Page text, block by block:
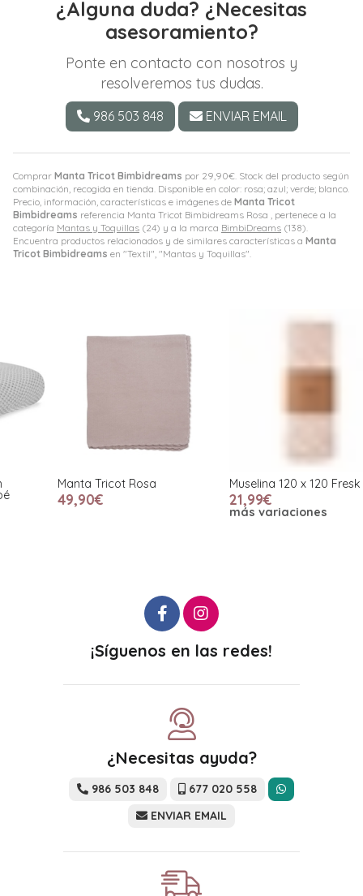
Comprar Manta Tricot Bimbidreams por 29,90€. Stock del producto según
combinación, recogida en tienda. Disponible en color: rosa; azul; verde; blanco.
Precio, información, características e imágenes de Manta Tricot
Bimbidreams referencia Manta Tricot Bimbidreams Rosa , pertenece a la
categoría Mantas y Toquillas (24) y a la marca BimbiDreams (138).
Encuentra productos relacionados y de similares características a Manta
Tricot Bimbidreams en "Textil", "Mantas y Toquillas".
¿Alguna duda? ¿Necesitas
asesoramiento?
Ponte en contacto con nosotros y
resolveremos tus dudas.
986 503 848 ENVIAR EMAIL
Manta Tricot Rosa
49,90€
Muselina 120 x 120 Fresk
más variaciones
¡Síguenos en las redes!
¿Necesitas ayuda?
986 503 848
677 020 558
ENVIAR EMAIL